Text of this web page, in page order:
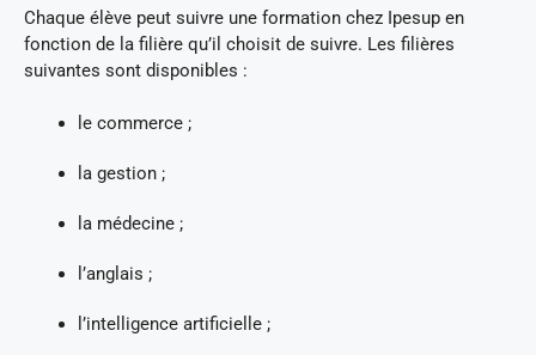
Chaque élève peut suivre une formation chez Ipesup en
fonction de la filière qu’il choisit de suivre. Les filières
suivantes sont disponibles :
le commerce ;
la gestion ;
la médecine ;
l’anglais ;
l’intelligence artificielle ;